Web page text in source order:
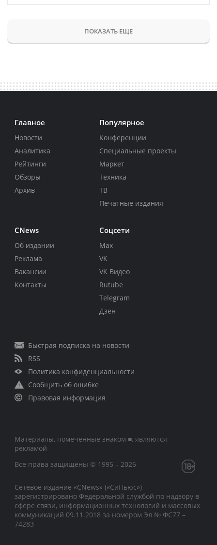
ПОКАЗАТЬ ЕЩЕ
Главное
Новости
Аналитика
Рейтинги
Обзоры
Архив
Популярное
Конференции
Специальные проекты
Маркет
Техника
ТВ
Печатные издания
CNews
Об издании
Реклама
Вакансии
Контакты
Соцсети
Max
VK
VK Видео
Rutube
Telegram
Дзен
Быстрая подписка на новости
RSS
Политика конфиденциальности
Сообщить об ошибке
Правовая информация
Материалы, помеченные знаком ■, являются
рекламой
Все права защищены © 1995 – 2026
Сетевое издание «CNews» («СиНьюс»)
зарегистрировано Федеральной службой по надзору в
сфере связи, информационных технологий и массовых
коммуникаций 09.11.2018 за номером Эл № ФС77 –
74283